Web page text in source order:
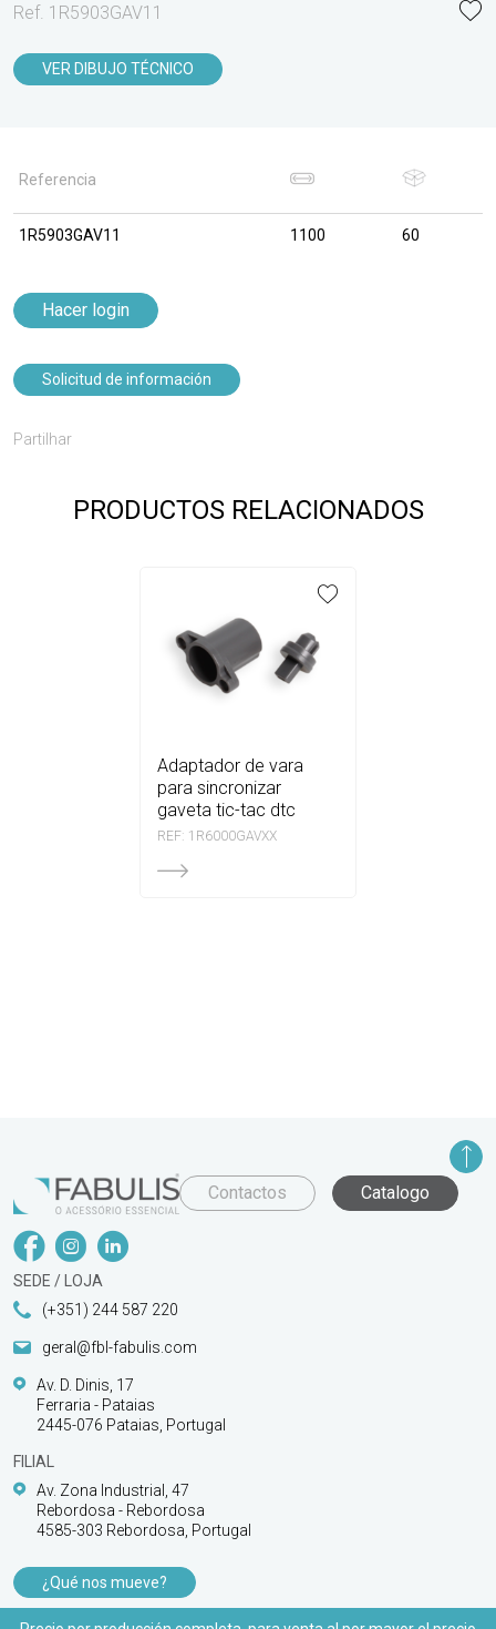
Ref. 1R5903GAV11
VER DIBUJO TÉCNICO
Referencia
1R5903GAV11 1100 60
Hacer login
Solicitud de información
Partilhar
PRODUCTOS RELACIONADOS
adaptador de vara
para sincronizar
gaveta tic-tac dtc
REF: 1R6000GAVXX
Contactos Catalogo
SEDE / LOJA
(+351) 244 587 220
geral@fbl-fabulis.com
Av. D. Dinis, 17
Ferraria - Pataias
2445-076 Pataias, Portugal
FILIAL
Av. Zona Industrial, 47
Rebordosa - Rebordosa
4585-303 Rebordosa, Portugal
¿Qué nos mueve?
PRODUCTOS